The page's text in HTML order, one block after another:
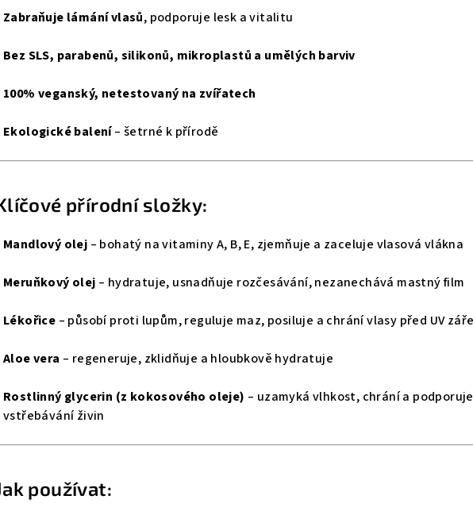
Zabraňuje lámání vlasů, podporuje lesk a vitalitu
Bez SLS, parabenů, silikonů, mikroplastů a umělých barviv
100% veganský, netestovaný na zvířatech
Ekologické balení– šetrné k přírodě
přírodní složky:
Mandlový olej – bohatý na vitaminy A, B, E, zjemňuje a zaceluje vlasová vlákna
Meruňkový olej – hydratuje, usnadňuje rozčesávání, nezanechává mastný film
Lékořice – působí proti lupům, reguluje maz, posiluje a chrání vlasy před UV
Aloe vera – regeneruje, zklidňuje a hloubkově hydratuje
Rostlinný glycerin (z kokosového oleje) – uzamyká vlhkost, chrání a podporuje
vstřebávání živin
používat: